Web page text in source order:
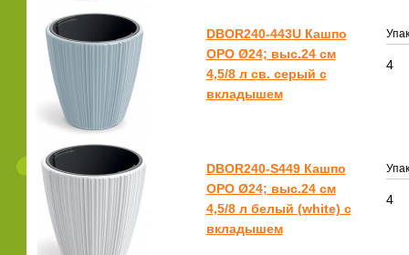
DBOR240-443U Кашпо
ОРО Ø24; выс.24 см
4,5/8 л св. серый с
вкладышем
4
DBOR240-S449 Кашпо
ОРО Ø24; выс.24 см
4,5/8 л белый (white) с
вкладышем
4